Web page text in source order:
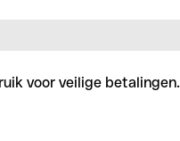
voor veilige betalingen.